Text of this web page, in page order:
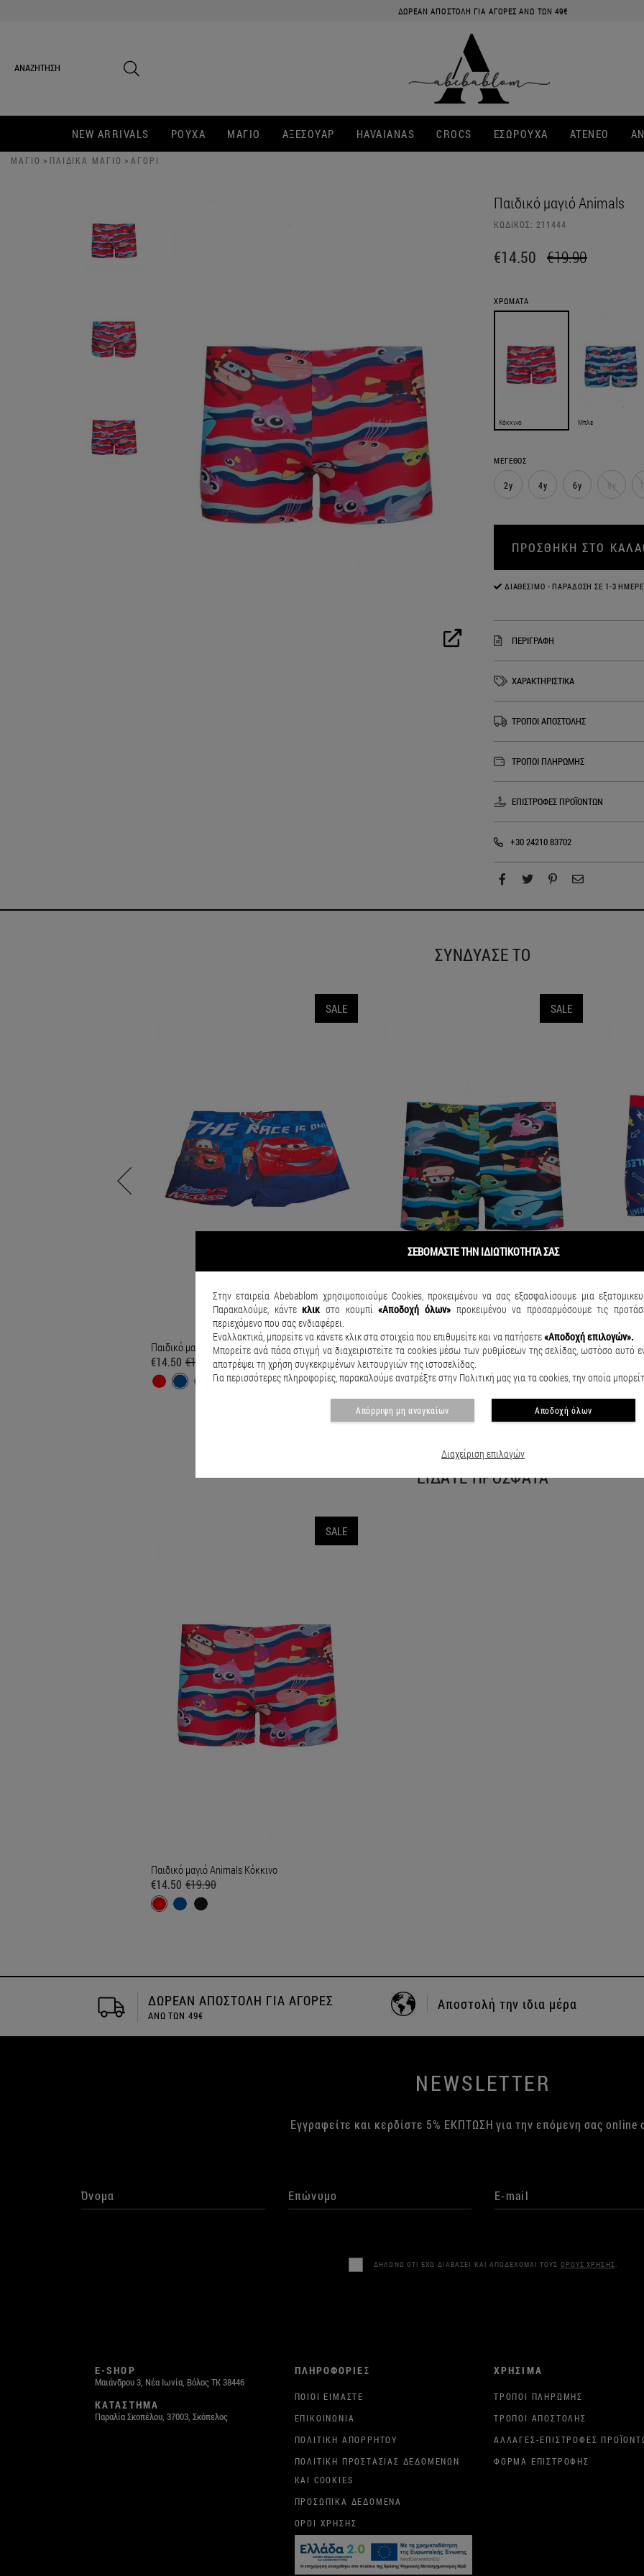
ΔΩΡΕΑΝ ΑΠΟΣΤΟΛΗ ΓΙΑ ΑΓΟΡΕΣ ΑΝΩ ΤΩΝ 49€
NEW ARRIVALS ΡΟΥΧΑ ΜΑΓΙΟ ΑΞΕΣΟΥΑΡ HAVAIANAS CROCS ΕΣΩΡΟΥΧΑ ATENEO
ΜΑΓΙΟ > ΠΑΙΔΙΚΑ ΜΑΓΙΟ > ΑΓΟΡΙ
Παιδικό μαγιό Animals
ΚΩΔΙΚΟΣ: 211444
€14.50 €19.90
ΧΡΩΜΑΤΑ
Κόκκινο Μπλε
ΜΕΓΕΘΟΣ
2y 4y 6y 8y
ΠΡΟΣΘΗΚΗ ΣΤΟ
ΔΙΑΘΈΣΙΜΟ - ΠΑΡΆΔΟΣΗ ΣΕ 1-3
ΠΕΡΙΓΡΑΦΗ
ΧΑΡΑΚΤΗΡΙΣΤΙΚΑ
ΤΡΟΠΟΙ ΑΠΟΣΤΟΛΗΣ
ΤΡΟΠΟΙ ΠΛΗΡΩΜΗΣ
ΕΠΙΣΤΡΟΦΕΣ ΠΡΟΪΟΝΤΩΝ
+30 24210 83702
ΣΥΝΔΥΑΣΕ ΤΟ
SALE
Παιδικό μαγιό Cars Μπλε
€14.50 €19.90
SALE
Παιδικό μαγιό Animals Μαύρο
€14.50 €19.90
Παιδικό
ΕΙΔΑΤΕ ΠΡΟΣΦΑΤΑ
SALE
Παιδικό μαγιό Animals Κόκκινο
€14.50 €19.90
Αποστολή την ιδια μέρα +30 24210 83702
ΤΗΛΕΦΩΝΙΚΕΣ ΠΑΡΑΓΓΕΛΙΕΣ
NEWSLETTER
Εγγραφείτε και κερδίστε 5% ΕΚΠΤΩΣΗ για την επόμενη σας online
ΔΗΛΩΝΩ ΟΤΙ ΕΧΩ ΔΙΑΒΑΣΕΙ ΚΑΙ ΑΠΟΔΕΧΟΜΑΙ ΤΟΥΣ ΟΡΟΥΣ ΧΡΗΣΗΣ.
E-SHOP
Μαιάνδρου 3, Νέα Ιωνία, Βόλος ΤΚ 38446
ΚΑΤΑΣΤΗΜΑ
Παραλία Σκοπέλου, 37003, Σκόπελος
ΠΛΗΡΟΦΟΡΙΕΣ
ΠΟΙΟΙ ΕΊΜΑΣΤΕ
ΕΠΙΚΟΙΝΩΝΊΑ
ΠΟΛΙΤΙΚΉ ΑΠΟΡΡΉΤΟΥ
ΠΟΛΙΤΙΚΉ ΠΡΟΣΤΑΣΊΑΣ ΔΕΔΟΜΈΝΩΝ
ΚΑΙ COOKIES
ΠΡΟΣΩΠΙΚΆ ΔΕΔΟΜΈΝΑ
ΌΡΟΙ ΧΡΉΣΗΣ
ΧΡΗΣΙΜΑ
ΤΡΌΠΟΙ ΠΛΗΡΩΜΉΣ
ΤΡΌΠΟΙ ΑΠΟΣΤΟΛΉΣ
ΑΛΛΑΓΈΣ-ΕΠΙΣΤΡΟΦΈΣ
ΦΌΡΜΑ ΕΠΙΣΤΡΟΦΉΣ
ΣΕΒΟΜΑΣΤΕ ΤΗΝ ΙΔΙΩΤΙΚΟΤΗΤΑ ΣΑΣ
Στην εταιρεία Abebablom χρησιμοποιούμε Cookies, προκειμένου να σας εξασφαλίσουμε μια
Παρακαλούμε, κάντεκλικ στο κουμπί«Αποδοχή όλων»προκειμένου να προσαρμόσουμε τις
περιεχόμενο που σας ενδιαφέρει.
Εναλλακτικά, μπορείτε να κάνετε κλικ στα στοιχεία που επιθυμείτε και να πατήσετε«Αποδοχή επιλογών».
Μπορείτε ανά πάσα στιγμή να διαχειριστείτε τα cookies μέσω των ρυθμίσεων της σελίδας, ωστόσο αυτό
αποτρέψει τη χρήση συγκεκριμένων λειτουργιών της ιστοσελίδας.
Για περισσότερες πληροφορίες, παρακαλούμε ανατρέξτε στην Πολιτική μας για τα cookies, την οποία
Απόρριψη μη αναγκαίων Αποδοχή όλων
Διαχείριση επιλογών